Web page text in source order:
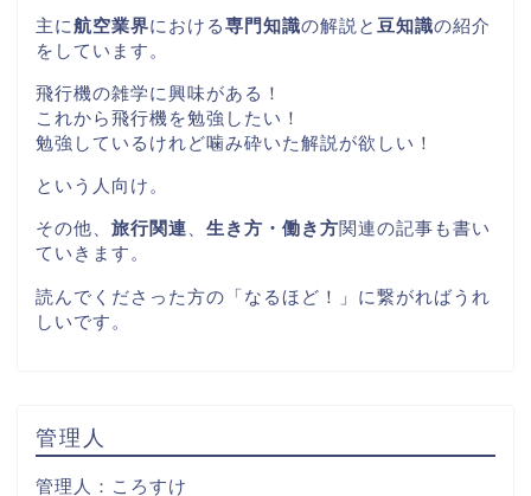
主に航空業界における専門知識の解説と 豆知識の紹介
をしています。
飛行機の雑学に興味がある！
これから飛行機を勉強したい！
勉強しているけれど噛み砕いた解説が欲しい！
という人向け。
その他、 旅行関連、 生き方・働き方関連の記事も書い
ていきます。
読んでくださった方の「なるほど！」に繋がればうれ
しいです。
管理人
管理人：ころすけ